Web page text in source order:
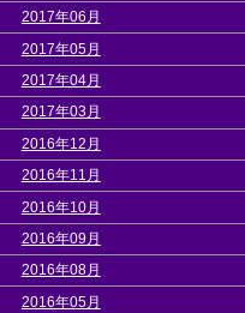
2017年06月
2017年05月
2017年04月
2017年03月
2016年12月
2016年11月
2016年10月
2016年09月
2016年08月
2016年05月